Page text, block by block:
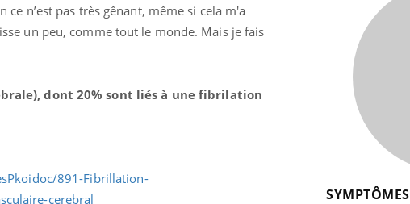
n’est pas très gênant, même si cela m'a
un peu, comme tout le monde. Mais je fais
dont 20% sont liés à une fibrilation
SYMPTÔMES